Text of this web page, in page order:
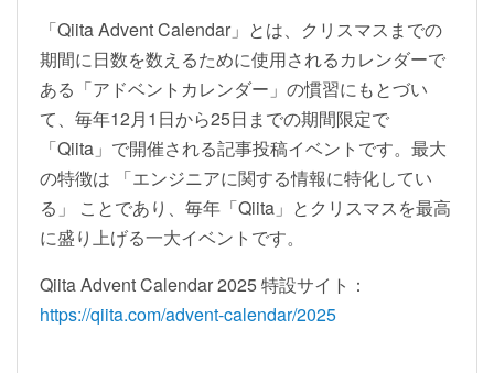
「Qiita Advent Calendar」とは、クリスマスまでの
期間に日数を数えるために使用されるカレンダーで
ある「アドベントカレンダー」の慣習にもとづい
て、毎年12月1日から25日までの期間限定で
「Qiita」で開催される記事投稿イベントです。最大
の特徴は 「エンジニアに関する情報に特化してい
る」 ことであり、毎年「Qiita」とクリスマスを最高
に盛り上げる一大イベントです。
Qiita Advent Calendar 2025 特設サイト：
https://qiita.com/advent-calendar/2025